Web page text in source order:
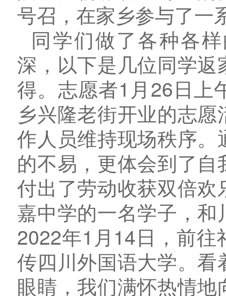
号召，在家乡参与了一
同学们做了各种各
深，以下是几位同学
得。志愿者1月26日上
乡兴隆老街开业的志
作人员维持现场秩序
的不易，更体会到了
付出了劳动收获双倍
嘉中学的一名学子，
2022年1月14日，前
传四川外国语大学。
眼睛，我们满怀热情